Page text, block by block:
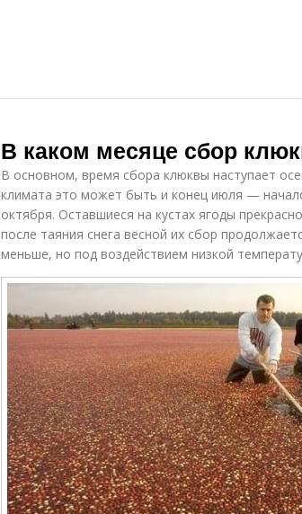
В каком месяце сбор
В основном, время сбора клюквы наступает
климата это может быть и конец июля —
октября. Оставшиеся на кустах ягоды
после таяния снега весной их сбор
меньше, но под воздействием низкой